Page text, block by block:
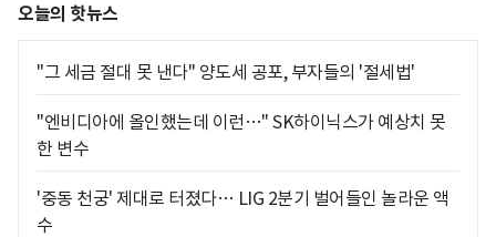
오늘의 핫뉴스
"그 세금 절대 못 낸다" 양도세 공포, 부자들의 '절세법'
"엔비디아에 올인했는데 이런…" SK하이닉스가 예상치 못
한 변수
'중동 천궁' 제대로 터졌다… LIG 2분기 벌어들인 놀라운 액
수